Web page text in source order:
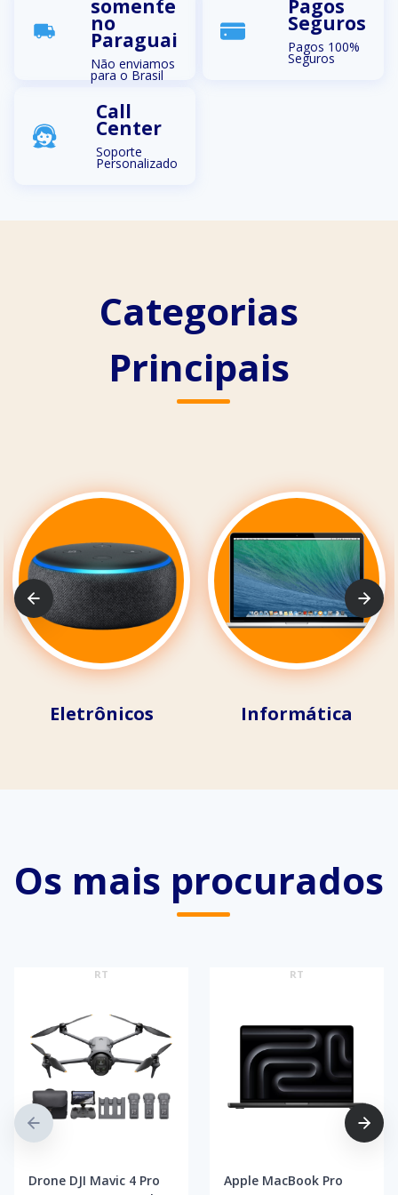
somente
no
Paraguai
Não enviamos
para o Brasil
Pagos
Seguros
Pagos 100%
Seguros
Call
Center
Soporte
Personalizado
Categorias
Principais
Eletrônicos Informática
Os mais procurados
RT
Drone DJI Mavic 4 Pro
RT
Apple MacBook Pro